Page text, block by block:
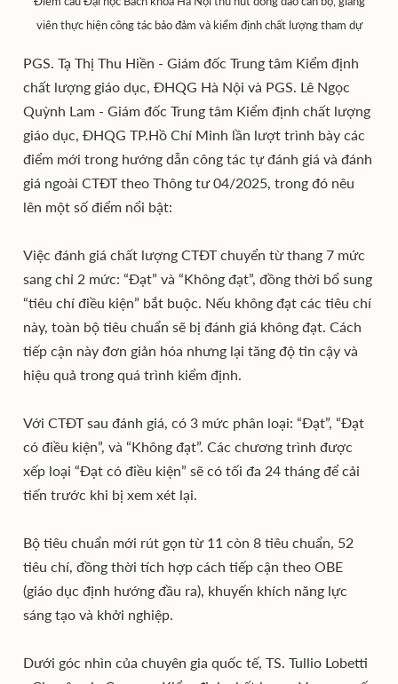
viên thực hiện công tác bảo đảm và kiểm định chất lượng tham dự
PGS. Tạ Thị Thu Hiền - Giám đốc Trung tâm Kiểm định
chất lượng giáo dục, ĐHQG Hà Nội và PGS. Lê Ngọc
Quỳnh Lam - Giám đốc Trung tâm Kiểm định chất lượng
giáo dục, ĐHQG TP.Hồ Chí Minh lần lượt trình bày các
điểm mới trong hướng dẫn công tác tự đánh giá và đánh
giá ngoài CTĐT theo Thông tư 04/2025, trong đó nêu
lên một số điểm nổi bật:
Việc đánh giá chất lượng CTĐT chuyển từ thang 7 mức
sang chỉ 2 mức: “Đạt” và “Không đạt”, đồng thời bổ sung
“tiêu chí điều kiện” bắt buộc. Nếu không đạt các tiêu chí
này, toàn bộ tiêu chuẩn sẽ bị đánh giá không đạt. Cách
tiếp cận này đơn giản hóa nhưng lại tăng độ tin cậy và
hiệu quả trong quá trình kiểm định.
Với CTĐT sau đánh giá, có 3 mức phân loại: “Đạt”, “Đạt
có điều kiện”, và “Không đạt”. Các chương trình được
xếp loại “Đạt có điều kiện” sẽ có tối đa 24 tháng để cải
tiến trước khi bị xem xét lại.
Bộ tiêu chuẩn mới rút gọn từ 11 còn 8 tiêu chuẩn, 52
tiêu chí, đồng thời tích hợp cách tiếp cận theo OBE
(giáo dục định hướng đầu ra), khuyến khích năng lực
sáng tạo và khởi nghiệp.
Dưới góc nhìn của chuyên gia quốc tế, TS. Tullio Lobetti